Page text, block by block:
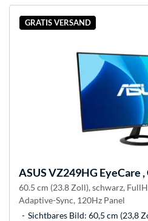
GRATIS VERSAND
ASUSVZ249HG EyeCare
60.5 cm (23.8 Zoll), schwarz,
Adaptive-Sync, 120Hz Panel
Sichtbares Bild: 60,5 cm (23,8